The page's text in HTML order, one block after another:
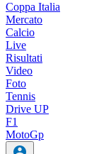
Coppa Italia
Mercato
Calcio
Live
Risultati
Video
Foto
Tennis
Drive UP
F1
MotoGp